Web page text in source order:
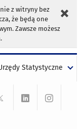
z witryny bez
że będą one
Zawsze możesz
Statystyczne